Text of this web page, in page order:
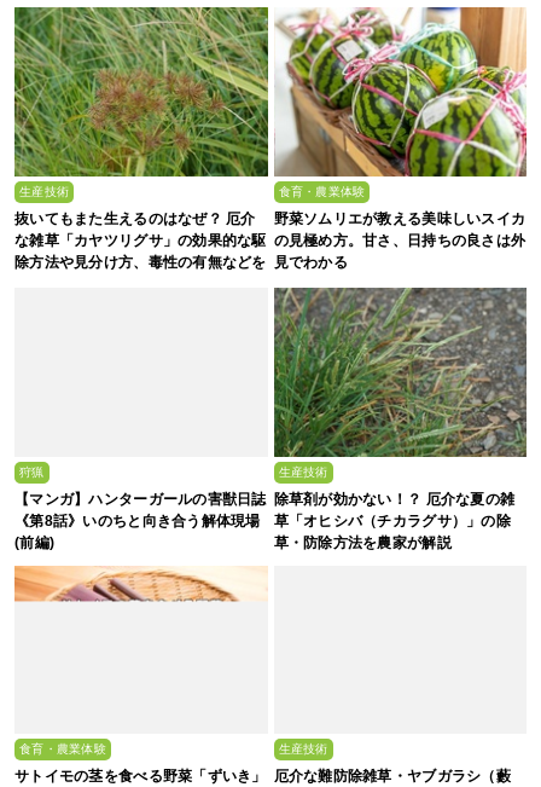
生産技術
抜いてもまた生えるのはなぜ？ 厄介
な雑草「カヤツリグサ」の効果的な駆
除方法や見分け方、毒性の有無などを
食育・農業体験
野菜ソムリエが教える美味しいスイカ
の見極め方。甘さ、日持ちの良さは外
見でわかる
狩猟
【マンガ】ハンターガールの害獣日誌
《第8話》いのちと向き合う解体現場
(前編)
生産技術
除草剤が効かない！？ 厄介な夏の雑
草「オヒシバ（チカラグサ）」の除
草・防除方法を農家が解説
食育・農業体験
サトイモの茎を食べる野菜「ずいき」
生産技術
厄介な難防除雑草・ヤブガラシ（藪